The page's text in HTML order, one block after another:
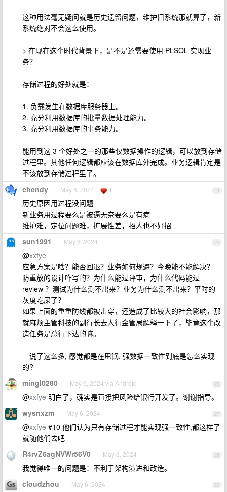
这种用法毫无疑问就是历史遗留问题，维护旧系统那就算了，新
系统绝对不会这么使用。
> 在现在这个时代背景下，是不是还需要使用 PLSQL 实现业
务？
存储过程的好处就是：
1. 负载发生在数据库服务器上。
2. 充分利用数据库的批量数据处理能力。
3. 充分利用数据库的事务能力。
能用到这 3 个好处之一的那些仅数据操作的逻辑，可以放到存储
过程里。其他任何逻辑都应该在数据库外完成。业务逻辑肯定是
不该放到存储过程里了。
24
chendy May 6, 2024 1
历史原因用过程没问题
新业务用过程要么是被逼无奈要么是有病
维护难，定位问题难，扩展性差，招人也不好招
25
sun1991 May 6, 2024
@xxfye
应急方案是啥？能否回退？业务如何规避？今晚能不能解决？
防重放的设计咋写的？为什么能过评审，为什么代码能过
review ？测试为什么测不出来？业务为什么测不出来？平时的
灰度吃屎了？
如果上面的重重防线都被击穿，还造成了比较大的社会影响，那
就麻烦主管科技的副行长去人行金管局解释一下了，毕竟这个改
造任务是总行下达的嘛。
-- 说了这么多, 感觉都是在甩锅. 强数据一致性到底是怎么实现
的?
26
mingl0280 May 6, 2024 via Android
@xxfye 明白了，确实是直接把风险给银行开发了。谢谢指导。
27
wysnxzm May 6, 2024
@xxfye #10 他们认为只有存储过程才能实现强一致性,都这样了
就随他们去吧
28
R4rvZ6agNVWr56V0 May 6, 2024
我觉得唯一的问题是：不利于架构演进和改造。
29
cloudzhou May 6, 2024